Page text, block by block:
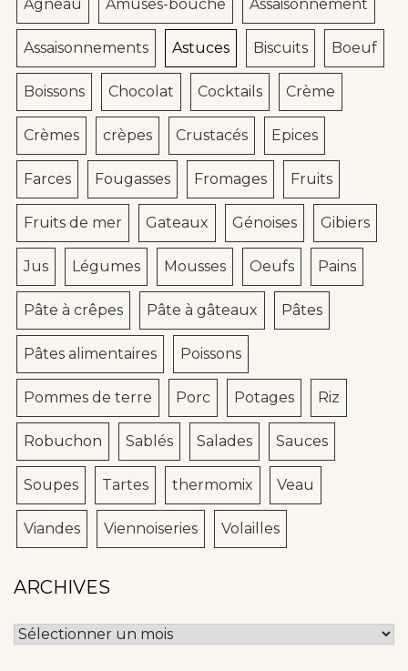
Agneau Amuses-bouche Assaisonnement
Assaisonnements Astuces Biscuits Boeuf
Boissons Chocolat Cocktails Crème
Crèmes crèpes Crustacés Epices
Farces Fougasses Fromages Fruits
Fruits de mer Gateaux Génoises Gibiers
Jus Légumes Mousses Oeufs Pains
Pâte à crêpes Pâte à gâteaux Pâtes
Pâtes alimentaires Poissons
Pommes de terre Porc Potages Riz
Robuchon Sablés Salades Sauces
Soupes Tartes thermomix Veau
Viandes Viennoiseries Volailles
ARCHIVES
Archives